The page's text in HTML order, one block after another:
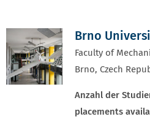
Brno
Faculty of
Brno, Czech
Anzahl der
placements